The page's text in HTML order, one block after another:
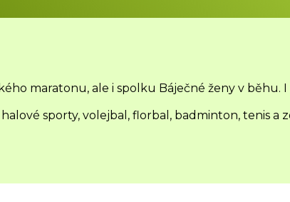
maratonu, ale i spolku Báječné ženy v běhu.
sporty, volejbal, florbal, badminton, tenis a